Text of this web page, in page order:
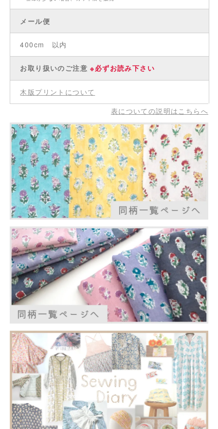
メール便
400cm 以内
お取り扱いのご注意※必ずお読み下さい
木版プリントについて
表についての説明はこちらへ